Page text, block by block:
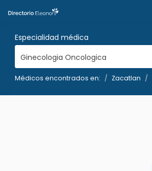
Especialidad médica
Ginecologia Oncologica
Médicos encontrados en: Zacatlan